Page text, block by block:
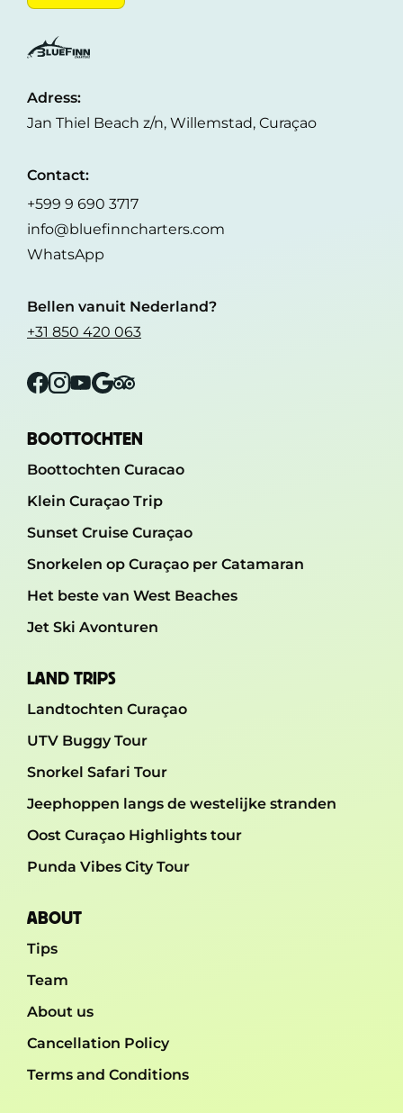
Adress:
Jan Thiel Beach z/n, Willemstad, Curaçao
Contact:
+599 9 690 3717
info@bluefinncharters.com
WhatsApp
Bellen vanuit Nederland?
+31 850 420 063
Facebook
Instagram
YouTube
GoogleTripadvisor
BOOTTOCHTEN
Boottochten Curacao
Klein Curaçao Trip
Sunset Cruise Curaçao
Snorkelen op Curaçao per Catamaran
Het beste van West Beaches
Jet Ski Avonturen
LAND TRIPS
Landtochten Curaçao
UTV Buggy Tour
Snorkel Safari Tour
Jeephoppen langs de westelijke stranden
Oost Curaçao Highlights tour
Punda Vibes City Tour
ABOUT
Tips
Team
About us
Cancellation Policy
Terms and Conditions